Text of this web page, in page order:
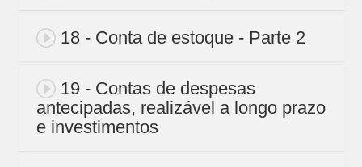
18 - Conta de estoque - Parte 2
19 - Contas de despesas
antecipadas, realizável a longo prazo
e investimentos